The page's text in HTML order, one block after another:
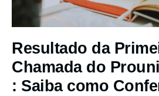
Resultado da
Chamada do
: Saiba como